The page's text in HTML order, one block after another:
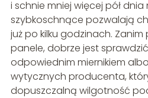
i schnie mniej więcej pół dnia
szybkoschnące pozwalają
już po kilku godzinach. Zanim
panele, dobrze jest
odpowiednim miernikiem
wytycznych producenta,
dopuszczalną wilgotność